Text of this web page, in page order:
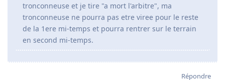
tronconneuse et je tire "a mort l'arbitre", ma
tronconneuse ne pourra pas etre viree pour le reste
de la 1ere mi-temps et pourra rentrer sur le terrain
en second mi-temps.
Répondre